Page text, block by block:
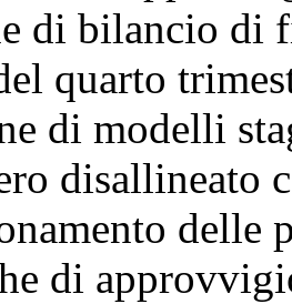
di bilancio di
quarto
di modelli
disallineato
delle
di